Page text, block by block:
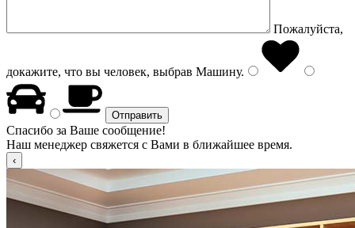
Пожалуйста,
докажите, что вы человек, выбрав Машину.
Спасибо за Ваше сообщение!
Наш менеджер свяжется с Вами в ближайшее время.